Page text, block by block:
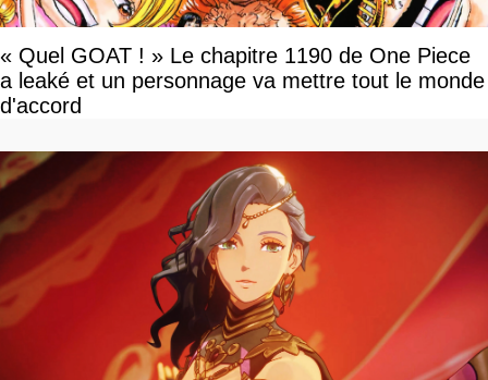
« Quel GOAT ! » Le chapitre 1190 de One Piece
a leaké et un personnage va mettre tout le monde
d'accord